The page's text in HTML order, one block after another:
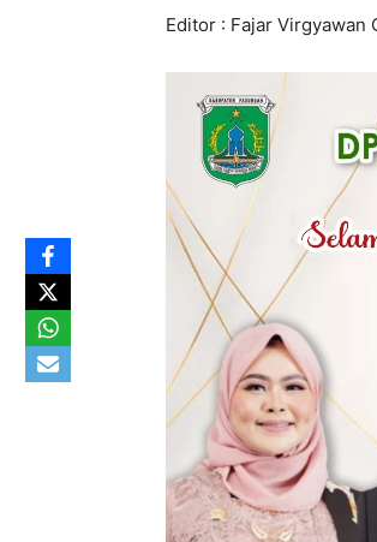
Editor : Fajar Virgyawan